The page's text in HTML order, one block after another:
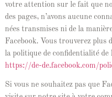
votre atten­tion sur le fait que
des pages, n’avons aucune
nées trans­mis­es ni de la
Face­book. Vous trou­verez plus
la poli­tique de con­fi­den­tial­ité de
https://de-de.facebook.com/
Si vous ne souhaitez pas que